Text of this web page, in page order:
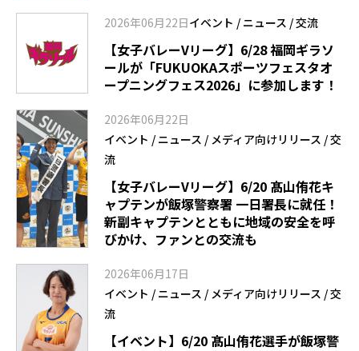
2026年06月22日イベント / ニュース /交流
【女子バレーVリーグ】6/28 福岡ギラソ
ールが「FUKUOKAスポーツフェスタオ
ープニングフェス2026」に参加します！
2026年06月22日
イベント / ニュース / メディア向けリリース /交
流
【女子バレーVリーグ】6/20 髙山侑花キ
ャプテンが飯塚警察署 一日署長に就任！
新副キャプテンとともに地域の安全を呼
びかけ、ファンとの交流も
2026年06月17日
イベント / ニュース / メディア向けリリース /交
流
【イベント】6/20 髙山侑花選手が飯塚警